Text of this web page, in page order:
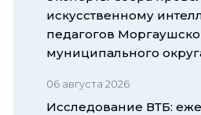
искусственному
педагогов
муниципального
06 августа 2026
Исследование ВТБ: